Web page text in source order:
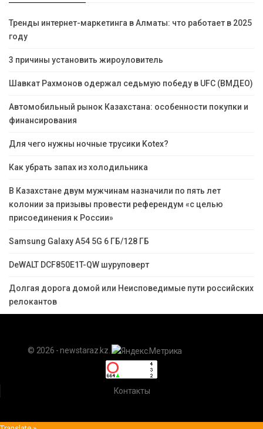
Тренды интернет-маркетинга в Алматы: что работает в 2025
году
3 причины установить жироуловитель
Шавкат Рахмонов одержал седьмую победу в UFC (ВМДЕО)
Автомобильный рынок Казахстана: особенности покупки и
финансирования
Для чего нужны ночные трусики Kotex?
Как убрать запах из холодильника
В Казахстане двум мужчинам назначили по пять лет
колонии за призывы провести референдум «с целью
присоединения к России»
Samsung Galaxy A54 5G 6 ГБ/128 ГБ
DeWALT DCF850E1T-QW шуруповерт
Долгая дорога домой или Неисповедимые пути российских
релокантов
© 2026 - newstaraz.kz.
Контакты